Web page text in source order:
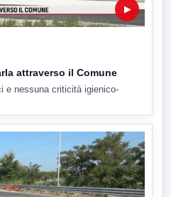
▶
attraverso il Comune
e nessuna criticità igienico-